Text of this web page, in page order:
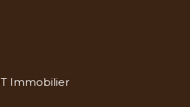
Immobilier